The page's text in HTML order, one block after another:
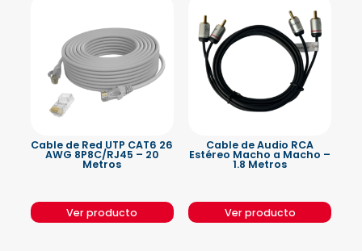
Cable de Red UTP CAT6 26
AWG 8P8C/RJ45 – 20
Metros
Ver producto
Cable de Audio RCA
Estéreo Macho a Macho –
1.8 Metros
Ver producto